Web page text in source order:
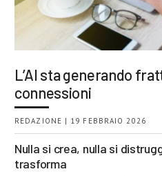
L’AI sta generando
connessioni
REDAZIONE | 19 FEBBRAIO 2026
Nulla si crea, nulla si
trasforma